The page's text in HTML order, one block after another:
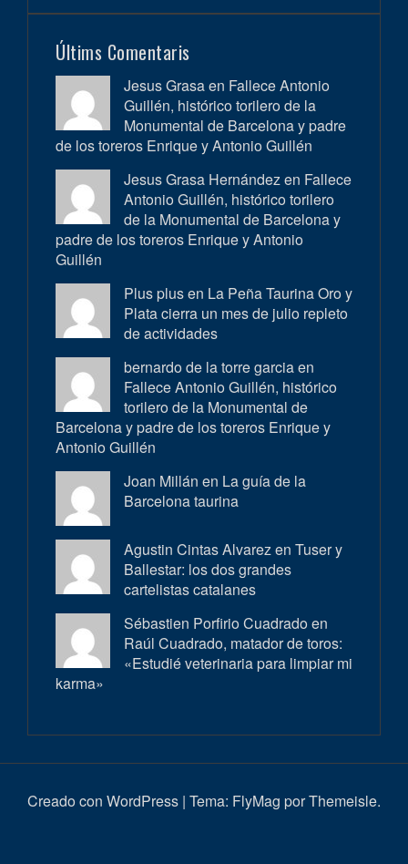
Últims Comentaris
Jesus Grasa en Fallece Antonio
Guillén, histórico torilero de la
Monumental de Barcelona y padre
de los toreros Enrique y Antonio Guillén
Jesus Grasa Hernández en Fallece
Antonio Guillén, histórico torilero
de la Monumental de Barcelona y
padre de los toreros Enrique y Antonio
Guillén
Plus plus en La Peña Taurina Oro y
Plata cierra un mes de julio repleto
de actividades
bernardo de la torre garcia en
Fallece Antonio Guillén, histórico
torilero de la Monumental de
Barcelona y padre de los toreros Enrique y
Antonio Guillén
Joan Millán en La guía de la
Barcelona taurina
Agustin Cintas Alvarez en Tuser y
Ballestar: los dos grandes
cartelistas catalanes
Sébastien Porfirio Cuadrado en
Raúl Cuadrado, matador de toros:
«Estudié veterinaria para limpiar mi
karma»
Creado con WordPress | Tema: FlyMag por Themeisle.